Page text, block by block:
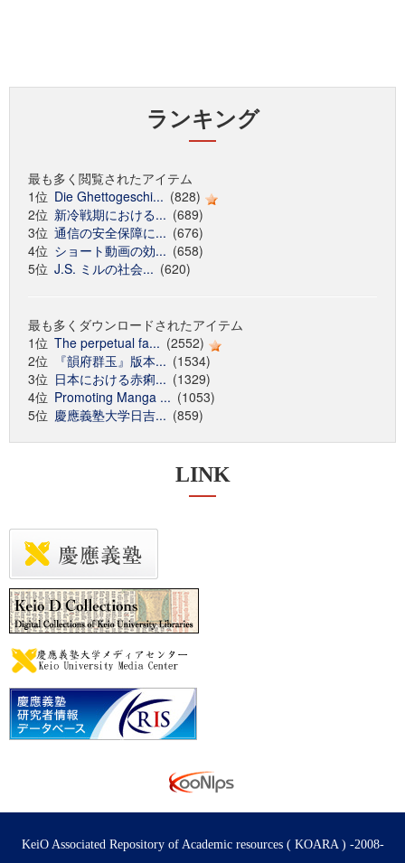
ランキング
最も多く閲覧されたアイテム
1位 Die Ghettogeschi... (828)
2位 新冷戦期における... (689)
3位 通信の安全保障に... (676)
4位 ショート動画の効... (658)
5位 J.S. ミルの社会... (620)
最も多くダウンロードされたアイテム
1位 The perpetual fa... (2552)
2位
『韻府群玉』版本... (1534)
3位 日本における赤痢... (1329)
4位 Promoting Manga ... (1053)
5位 慶應義塾大学日吉... (859)
LINK
KeiO Associated Repository of Academic resources ( KOARA ) -2008-